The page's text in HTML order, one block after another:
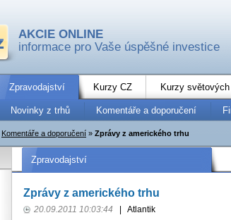
AKCIE ONLINE
informace pro Vaše úspěšné investice
Zpravodajství Kurzy CZ Kurzy světových
Novinky z trhů Komentáře a doporučení
Komentáře a doporučení » Zprávy z amerického trhu
Zpravodajství
Zprávy z amerického trhu
20.09.2011 10:03:44 Atlantik